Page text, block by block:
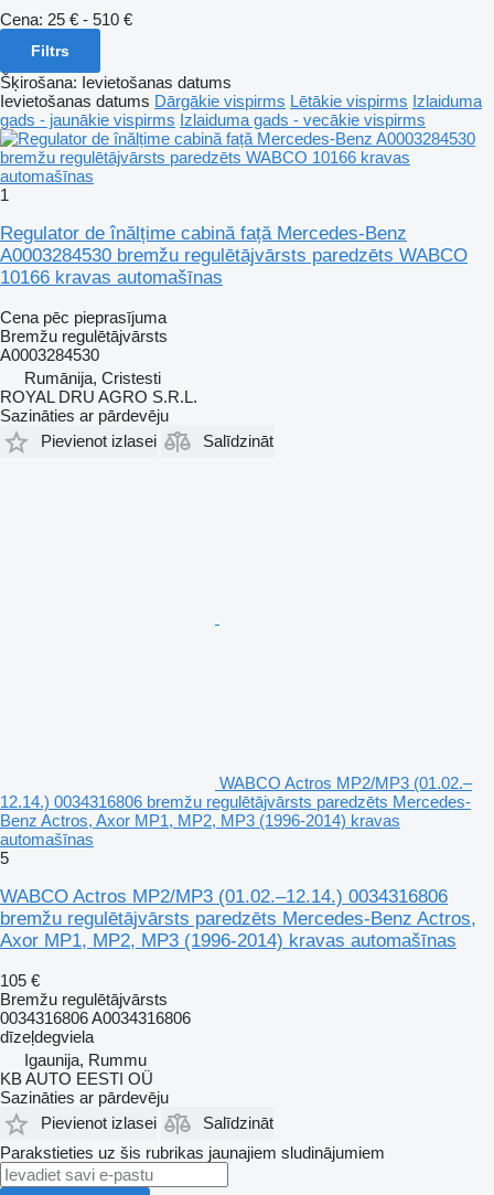
Cena: 25 € - 510 €
Filtrs
Šķirošana: Ievietošanas datums
Ievietošanas datums Dārgākie vispirms Lētākie vispirms Izlaiduma
gads - jaunākie vispirms Izlaiduma gads - vecākie vispirms
1
Regulator de înălțime cabină față Mercedes-Benz
A0003284530 bremžu regulētājvārsts paredzēts WABCO
10166 kravas automašīnas
Cena pēc pieprasījuma
Bremžu regulētājvārsts
A0003284530
Rumānija, Cristesti
ROYAL DRU AGRO S.R.L.
Sazināties ar pārdevēju
Pievienot izlasei
Salīdzināt
WABCO Actros MP2/MP3 (01.02.–
12.14.) 0034316806 bremžu regulētājvārsts paredzēts Mercedes-
Benz Actros, Axor MP1, MP2, MP3 (1996-2014) kravas
automašīnas
5
WABCO Actros MP2/MP3 (01.02.–12.14.) 0034316806
bremžu regulētājvārsts paredzēts Mercedes-Benz Actros,
Axor MP1, MP2, MP3 (1996-2014) kravas automašīnas
105 €
Bremžu regulētājvārsts
0034316806 A0034316806
dīzeļdegviela
Igaunija, Rummu
KB AUTO EESTI OÜ
Sazināties ar pārdevēju
Pievienot izlasei
Salīdzināt
Parakstieties uz šis rubrikas jaunajiem sludinājumiem